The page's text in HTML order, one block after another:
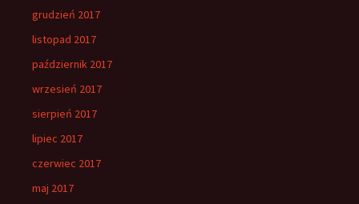
grudzień 2017
listopad 2017
październik 2017
wrzesień 2017
sierpień 2017
lipiec 2017
czerwiec 2017
maj 2017